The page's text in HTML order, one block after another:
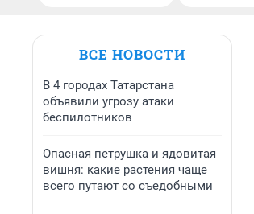
ВСЕ НОВОСТИ
В 4 городах Татарстана
объявили угрозу атаки
беспилотников
Опасная петрушка и ядовитая
вишня: какие растения чаще
всего путают со съедобными